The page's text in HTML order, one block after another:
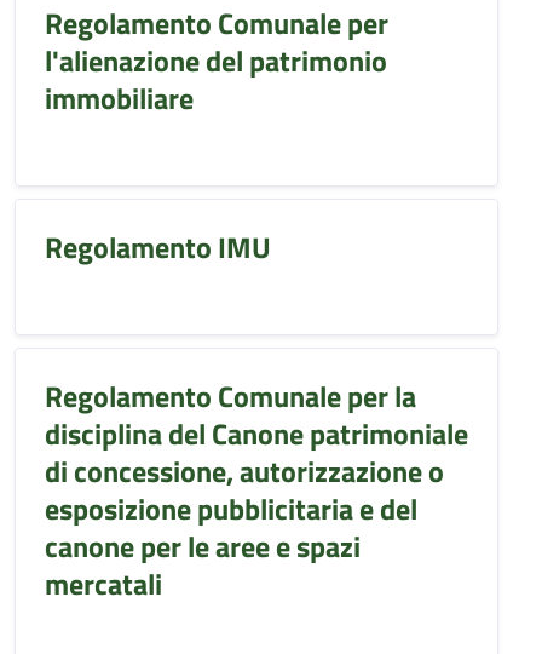
Regolamento Comunale per
l'alienazione del patrimonio
immobiliare
Regolamento IMU
Regolamento Comunale per la
disciplina del Canone patrimoniale
di concessione, autorizzazione o
esposizione pubblicitaria e del
canone per le aree e spazi
mercatali